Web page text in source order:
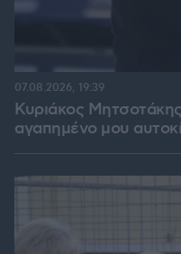
Κυριάκος
αγαπημένο μου
07.08.2026, 19:39